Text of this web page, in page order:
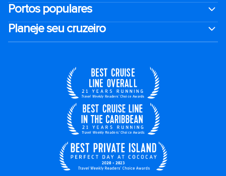
Portos populares
Planeje seu cruzeiro